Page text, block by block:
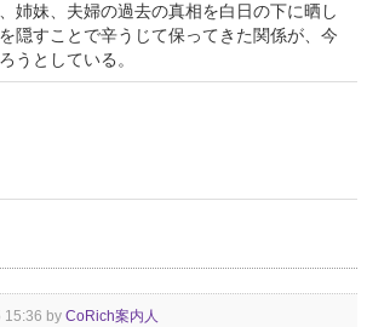
姉妹、夫婦の過去の真相を白日の下に晒し
隠すことで辛うじて保ってきた関係が、今
うとしている。
by CoRich案内人